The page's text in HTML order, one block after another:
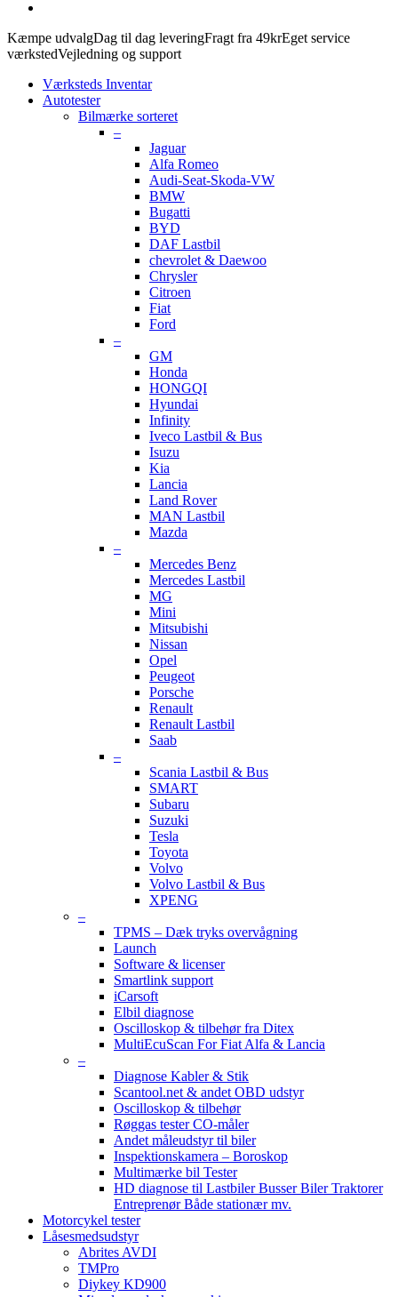
Kæmpe udvalgDag til dag leveringFragt fra 49krEget service
værkstedVejledning og support
Værksteds Inventar
Autotester
Bilmærke sorteret
–
Jaguar
Alfa Romeo
Audi-Seat-Skoda-VW
BMW
Bugatti
BYD
DAF Lastbil
chevrolet & Daewoo
Chrysler
Citroen
Fiat
Ford
–
GM
Honda
HONGQI
Hyundai
Infinity
Iveco Lastbil & Bus
Isuzu
Kia
Lancia
Land Rover
MAN Lastbil
Mazda
–
Mercedes Benz
Mercedes Lastbil
MG
Mini
Mitsubishi
Nissan
Opel
Peugeot
Porsche
Renault
Renault Lastbil
Saab
–
Scania Lastbil & Bus
SMART
Subaru
Suzuki
Tesla
Toyota
Volvo
Volvo Lastbil & Bus
XPENG
–
TPMS – Dæk tryks overvågning
Launch
Software & licenser
Smartlink support
iCarsoft
Elbil diagnose
Oscilloskop & tilbehør fra Ditex
MultiEcuScan For Fiat Alfa & Lancia
–
Diagnose Kabler & Stik
Scantool.net & andet OBD udstyr
Oscilloskop & tilbehør
Røggas tester CO-måler
Andet måleudstyr til biler
Inspektionskamera – Boroskop
Multimærke bil Tester
HD diagnose til Lastbiler Busser Biler Traktorer
Entreprenør Både stationær mv.
Motorcykel tester
Låsesmedsudstyr
Abrites AVDI
TMPro
Diykey KD900